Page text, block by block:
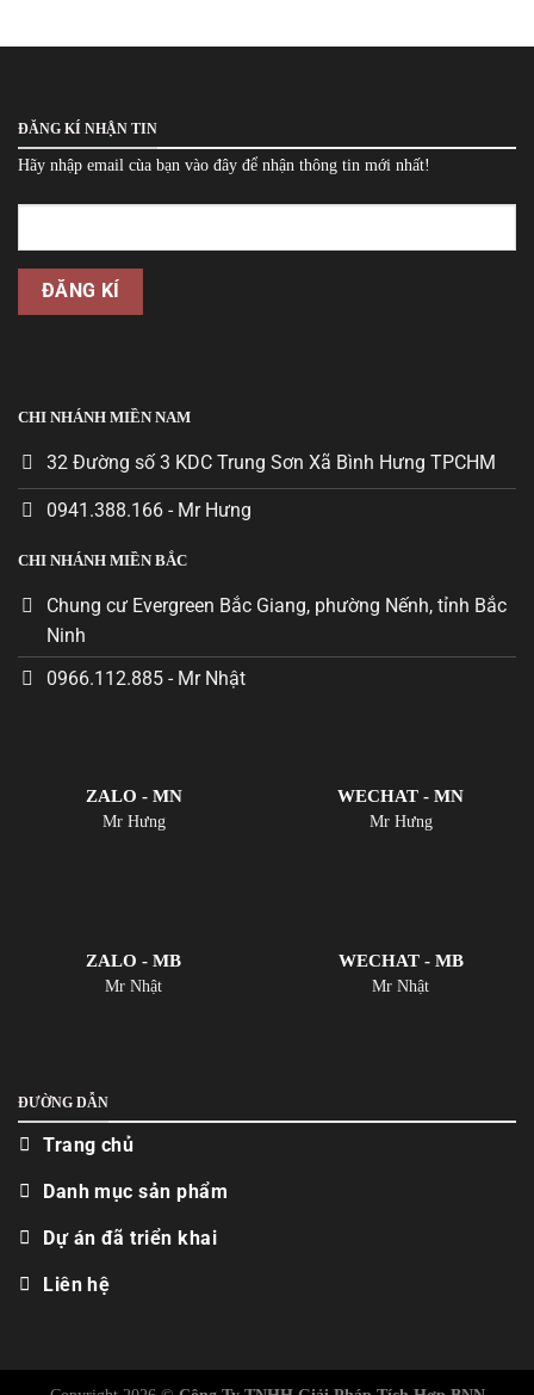
ĐĂNG KÍ NHẬN TIN
Hãy nhập email cùa bạn vào đây để nhận thông tin mới nhất!
CHI NHÁNH MIỀN NAM
32 Đường số 3 KDC Trung Sơn Xã Bình Hưng TPCHM
0941.388.166 - Mr Hưng
CHI NHÁNH MIỀN BẮC
Chung cư Evergreen Bắc Giang, phường Nếnh, tỉnh Bắc
Ninh
0966.112.885 - Mr Nhật
ZALO - MN
Mr Hưng
WECHAT - MN
Mr Hưng
ZALO - MB
Mr Nhật
WECHAT - MB
Mr Nhật
ĐƯỜNG DẪN
Trang chủ
Danh mục sản phẩm
Dự án đã triển khai
Liên hệ